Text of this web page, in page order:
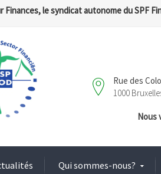
Finances, le syndicat autonome du SPF
Rue des
1000
Nous
Qui sommes-nous?